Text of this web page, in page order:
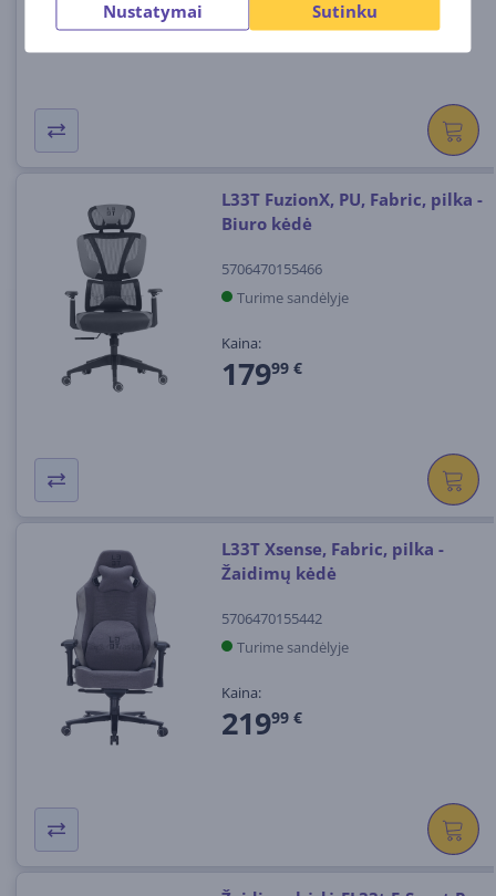
Nustatymai Sutinku
999
L33T FuzionX, PU, Fabric, pilka -
Biuro kėdė
5706470155466
Turime sandėlyje
Kaina:
17999 €
L33T Xsense, Fabric, pilka -
Žaidimų kėdė
5706470155442
Turime sandėlyje
Kaina:
21999 €